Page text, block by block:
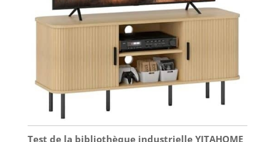
Test de la bibliothèque industrielle YITAHOME